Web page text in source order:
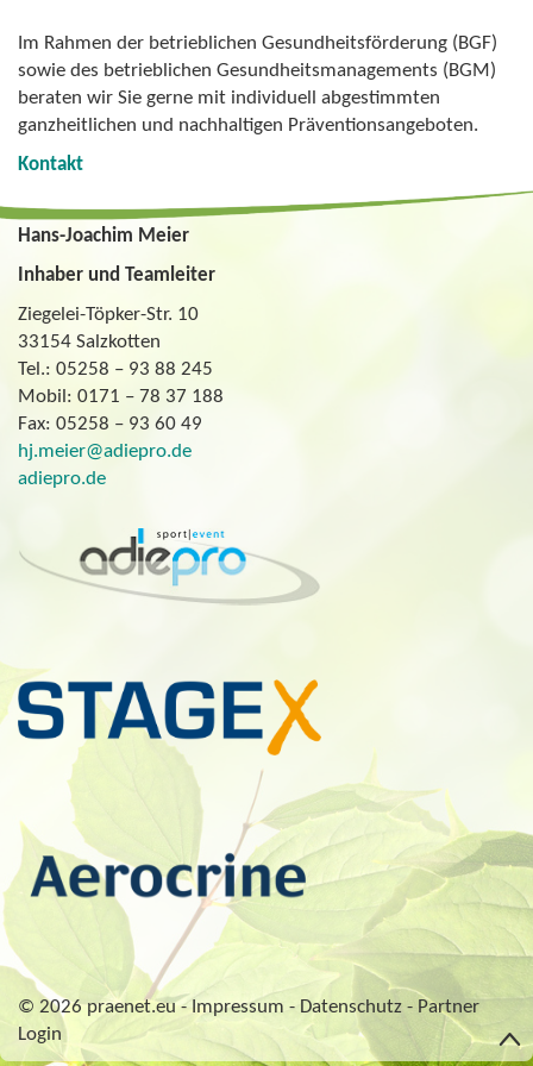
Im Rahmen der betrieblichen Gesundheitsförderung (BGF)
sowie des betrieblichen Gesundheitsmanagements (BGM)
beraten wir Sie gerne mit individuell abgestimmten
ganzheitlichen und nachhaltigen Präventionsangeboten.
Kontakt
Hans-Joachim Meier
Inhaber und Teamleiter
Ziegelei-Töpker-Str. 10
33154 Salzkotten
Tel.: 05258 – 93 88 245
Mobil: 0171 – 78 37 188
Fax: 05258 – 93 60 49
hj.meier@adiepro.de
adiepro.de
© 2026 praenet.eu - Impressum - Datenschutz - Partner
Login
